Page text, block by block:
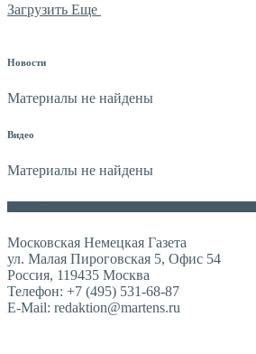
Загрузить Еще
Новости
Материалы не найдены
Видео
Материалы не найдены
Московская Немецкая Газета
ул. Малая Пироговская 5, Офис 54
Россия, 119435 Москва
Телефон: +7 (495) 531-68-87
E-Mail: redaktion@martens.ru